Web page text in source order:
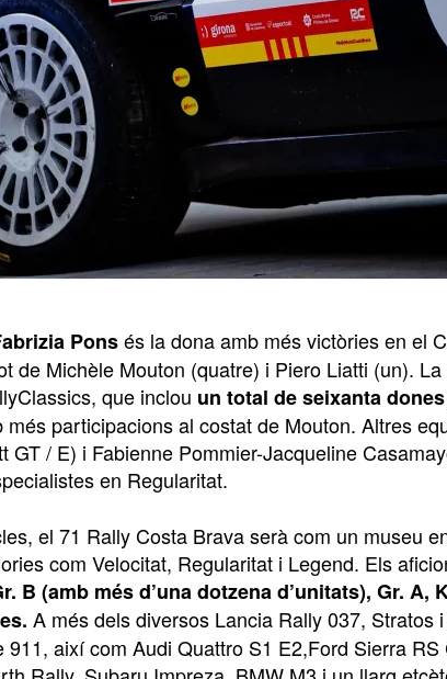
Ponsés la dona amb més victòries en el
de Michèle Mouton (quatre) i Piero Liatti (un).
que inclou un total de seixanta
participacions al costat de Mouton. Altres
GT / E) i Fabienne Pommier-Jacqueline
en Regularitat.
el 71 Rally Costa Brava serà com un museu
com Velocitat, Regularitat i Legend. Els
B (amb més d’una dotzena d’unitats), Gr.
A més dels diversos Lancia Rally 037, Stratos
911, així com Audi Quattro S1 E2,Ford Sierra